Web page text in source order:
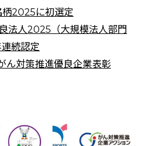
柄2025に初選定
法人2025（大規模法人部門
続認定
ん対策推進優良企業表彰